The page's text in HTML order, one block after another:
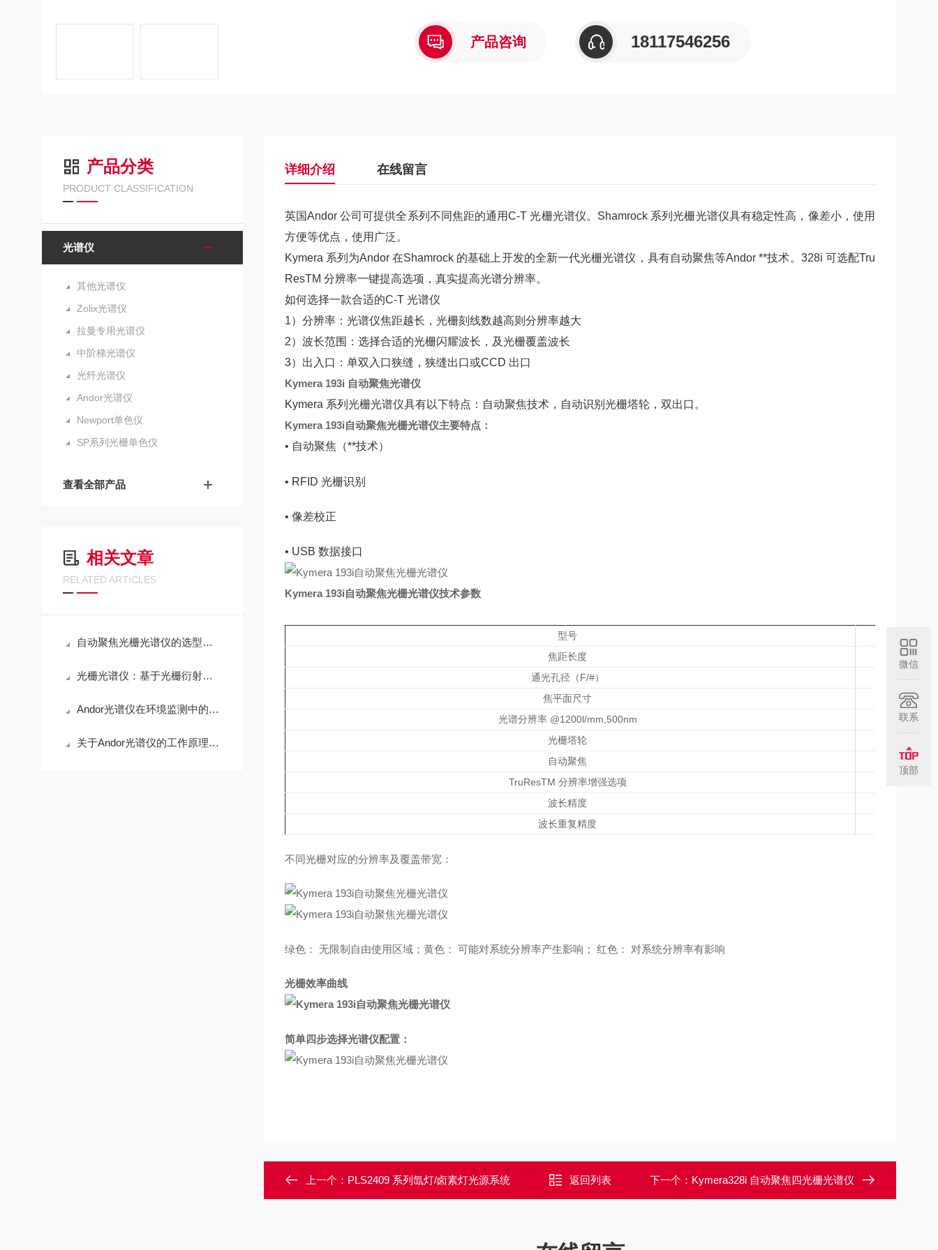
产品咨询 18117546256
产品分类
PRODUCT CLASSIFICATION
光谱仪
其他光谱仪
Zolix光谱仪
拉曼专用光谱仪
中阶梯光谱仪
光纤光谱仪
Andor光谱仪
Newport单色仪
SP系列光栅单色仪
查看全部产品
相关文章
RELATED ARTICLES
自动聚焦光栅光谱仪的选型建议
光栅光谱仪：基于光栅衍射效应实现光谱分析的仪器
Andor光谱仪在环境监测中的应用与效果
关于Andor光谱仪的工作原理你都了解多少
详细介绍 在线留言
英国Andor 公司可提供全系列不同焦距的通用C-T 光栅光谱仪。Shamrock 系列光栅光谱仪具有稳定性高，像差小，使用
方便等优点，使用广泛。
Kymera 系列为Andor 在Shamrock 的基础上开发的全新一代光栅光谱仪，具有自动聚焦等Andor **技术。328i 可选配Tru
ResTM 分辨率一键提高选项，真实提高光谱分辨率。
如何选择一款合适的C-T 光谱仪
1）分辨率：光谱仪焦距越长，光栅刻线数越高则分辨率越大
2）波长范围：选择合适的光栅闪耀波长，及光栅覆盖波长
3）出入口：单双入口狭缝，狭缝出口或CCD 出口
Kymera 193i 自动聚焦光谱仪
Kymera 系列光栅光谱仪具有以下特点：自动聚焦技术，自动识别光栅塔轮，双出口。
Kymera 193i自动聚焦光栅光谱仪主要特点：
• 自动聚焦（**技术）
• RFID 光栅识别
• 像差校正
• USB 数据接口
Kymera 193i自动聚焦光栅光谱仪技术参数
型号
焦距长度
通光孔径（F/#）
焦平面尺寸
光谱分辨率 @1200l/mm,500nm
光栅塔轮
自动聚焦
TruResTM 分辨率增强选项
波长精度
波长重复精度
不同光栅对应的分辨率及覆盖带宽：
绿色： 无限制自由使用区域；黄色： 可能对系统分辨率产生影响； 红色： 对系统分辨率有影响
光栅效率曲线
简单四步选择光谱仪配置：
上一个： PLS2409 系列氙灯/卤素灯光源系统 返回列表 下一个： Kymera328i 自动聚焦四光栅光谱仪
微信
联系
顶部